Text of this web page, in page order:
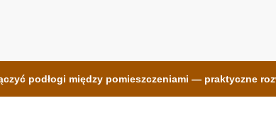
podłogi między pomieszczeniami — praktyczne